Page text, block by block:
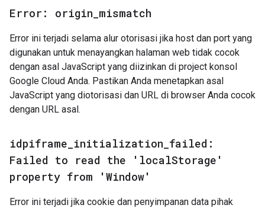
Error: origin mismatch
Error ini terjadi selama alur otorisasi jika host dan port yang
digunakan untuk menayangkan halaman web tidak cocok
dengan asal JavaScript yang diizinkan di project konsol
Google Cloud Anda. Pastikan Anda menetapkan asal
JavaScript yang diotorisasi dan URL di browser Anda cocok
dengan URL asal.
idpiframe initialization failed:
Failed to read the 'localStorage'
property from 'Window'
Error ini terjadi jika cookie dan penyimpanan data pihak